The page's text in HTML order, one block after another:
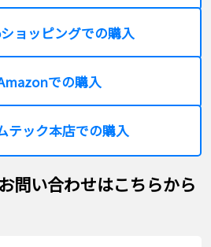
ョッピングでの購入
での購入
テック本店での購入
問い合わせはこちらから